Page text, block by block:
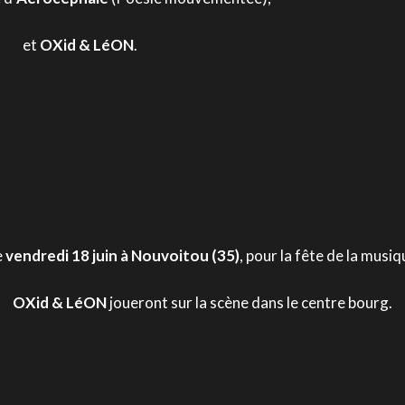
et OXid & LéON.
vendredi 18 juin à Nouvoitou (35), pour la fête de la
OXid & LéONjoueront sur la scène dans le centre bourg.